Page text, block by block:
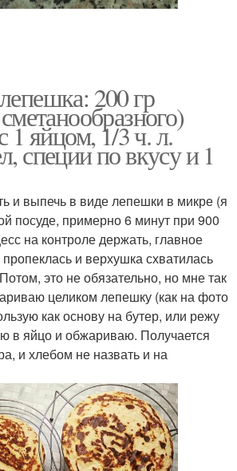
200 гр
1 яйцом, 1/3 ч. л.
специи по вкусу и 1
и выпечь в виде лепешки в микре (я
посуде, примерно 6 минут при 900
на контроле держать, главное
и верхушка схватилась
это не обязательно, но мне так
целиком лепешку (как на фото
как основу на бутер, или режу
в яйцо и обжариваю. Получается
и хлебом не назвать и на